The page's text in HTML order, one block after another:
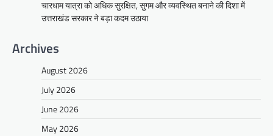
चारधाम यात्रा को अधिक सुरक्षित, सुगम और व्यवस्थित बनाने की दिशा में
उत्तराखंड सरकार ने बड़ा कदम उठाया
Archives
August 2026
July 2026
June 2026
May 2026